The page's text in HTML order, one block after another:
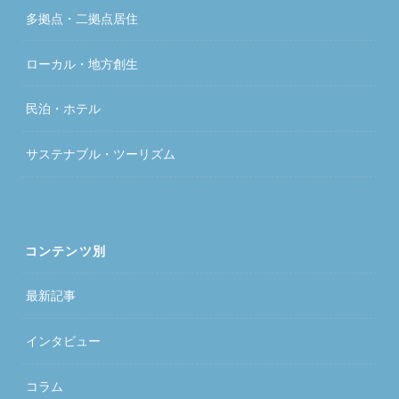
多拠点・二拠点居住
ローカル・地方創生
民泊・ホテル
サステナブル・ツーリズム
コンテンツ別
最新記事
インタビュー
コラム